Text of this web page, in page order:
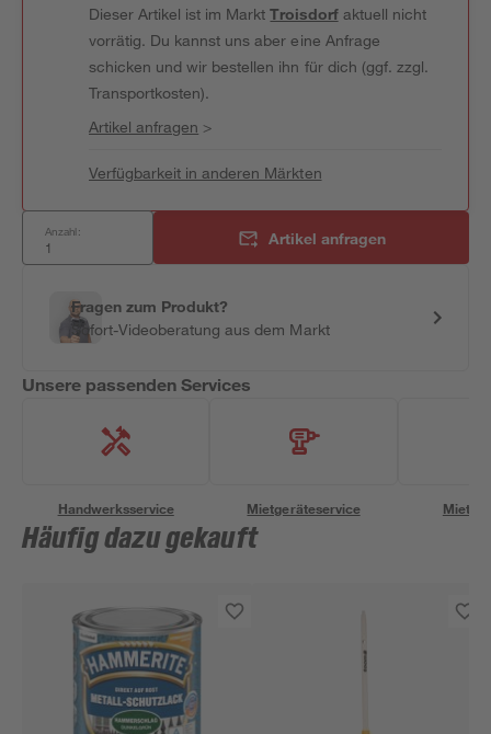
Dieser Artikel ist im MarktTroisdorfaktuell nicht
vorrätig. Du kannst uns aber eine Anfrage
schicken und wir bestellen ihn für dich (ggf. zzgl.
Transportkosten).
Artikel anfragen >
Verfügbarkeit in anderen Märkten
Anzahl: Artikel anfragen
Fragen zum Produkt?
Sofort-Videoberatung aus dem Markt
Unsere passenden Services
Handwerksservice Mietgeräteservice
Häufig dazu gekauft